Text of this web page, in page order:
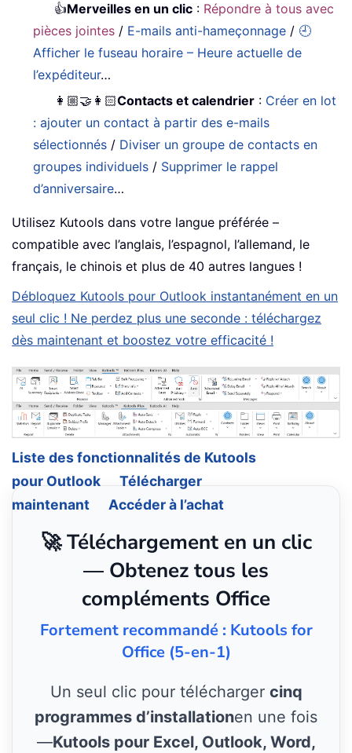
👍Merveilles en un clic : Répondre à tous avec
pièces jointes / E-mails anti-hameçonnage / 🕘
Afficher le fuseau horaire – Heure actuelle de
l’expéditeur…
👩🏼‍🤝‍👩🏻Contacts et calendrier : Créer en lot
: ajouter un contact à partir des e-mails
sélectionnés / Diviser un groupe de contacts en
groupes individuels / Supprimer le rappel
d’anniversaire…
Utilisez Kutools dans votre langue préférée –
compatible avec l’anglais, l’espagnol, l’allemand, le
français, le chinois et plus de 40 autres langues !
Débloquez Kutools pour Outlook instantanément en un
seul clic ! Ne perdez plus une seconde : téléchargez
dès maintenant et boostez votre efficacité !
Liste des fonctionnalités de Kutools
pour Outlook
Télécharger
maintenant
Accéder à l’achat
🚀 Téléchargement en un clic
— Obtenez tous les
compléments Office
Fortement recommandé : Kutools for
Office (5-en-1)
Un seul clic pour télécharger cinq
programmes d’installationen une fois
—Kutools pour Excel, Outlook, Word,